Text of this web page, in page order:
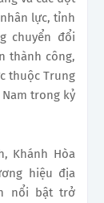
lực, tỉnh
chuyển đổi
thành công,
thuộc Trung
trong kỷ
Khánh Hòa
hiệu địa
nổi bật trở